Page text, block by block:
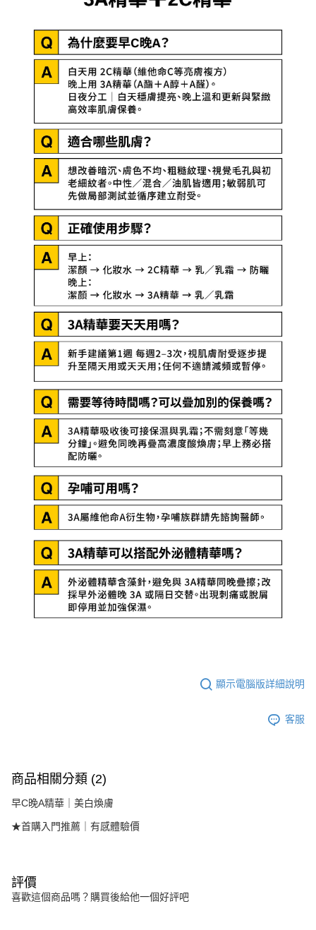
顯示電腦版詳細說明
客服
商品相關分類 (2)
早C晚A精華｜美白煥膚
★首購入門推薦｜有感體驗價
評價
喜歡這個商品嗎？購買後給他一個好評吧